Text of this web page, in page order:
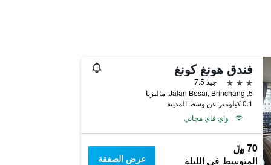
فندق هونغ كونغ
3 نجوم
جيد 7.5
5, Jalan Besar, Brinchang, ماليزيا
0.1 كيلومتر عن وسط المدينة
واي فاي مجاني
70 ﷼
المتوسط في الليلة عرض الصفقة